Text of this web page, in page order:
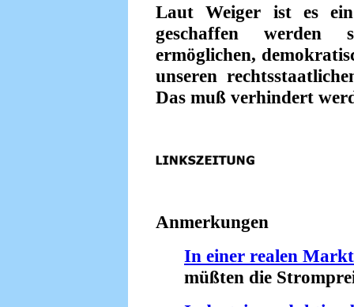
Laut Weiger ist es
geschaffen werden
ermöglichen,
unseren
Das muß verhindert
Anmerkungen
In einer realen
müßten die